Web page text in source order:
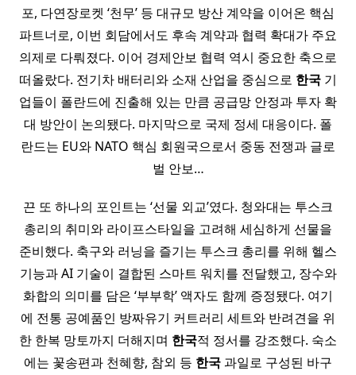
포, 다연장로켓 ‘천무’ 등 대규모 방산 계약을 이어온 핵심
파트너로, 이번 회담에서도 후속 계약과 협력 확대가 주요
의제로 다뤄졌다. 이어 경제안보 협력 역시 중요한 축으로
떠올랐다. 전기차 배터리와 소재 산업을 중심으로 한국 기
업들이 폴란드에 진출해 있는 만큼 공급망 안정과 투자 확
대 방안이 논의됐다. 마지막으로 국제 정세 대응이다. 폴
란드는 EU와 NATO 핵심 회원국으로서 중동 전쟁과 글로
벌 안보…
끈 또 하나의 포인트는 ‘선물 외교’였다. 청와대는 투스크
총리의 취미와 라이프스타일을 고려해 세심하게 선물을
준비했다. 축구와 러닝을 즐기는 투스크 총리를 위해 헬스
기능과 AI 기술이 결합된 스마트 워치를 전달했고, 장수와
화합의 의미를 담은 ‘부부학’ 액자도 함께 증정됐다. 여기
에 전통 공예품인 방짜유기 커트러리 세트와 반려견을 위
한 한복 망토까지 더해지며 한국적 정서를 강조했다. 숙소
에는 꽃송편과 천혜향, 참외 등 한국과일로 구성된 바구